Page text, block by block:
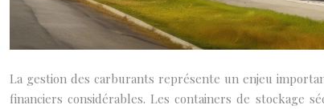
La gestion des carburants représente un enjeu
financiers considérables. Les containers de stockage